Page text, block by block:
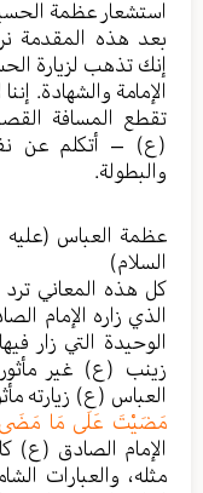
استشعار عظمة
بعد هذه المقدمة
إنك تذهب لزيارة
الإمامة والشهادة.
تقطع المسافة
(ع) – أتكلم عن
والبطولة.
عظمة العباس (عليه
السلام)
كل هذه المعاني
الذي زاره الإمام
الوحيدة التي زار
زينب (ع) غير
العباس (ع) زيارته
مَضَيْتَ عَلَى مَا مَضَى
الإمام الصادق (ع)
مثله، والعبارات